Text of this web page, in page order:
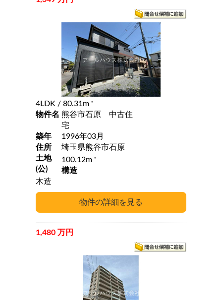
4LDK / 80.31m 2
物件名 熊谷市石原 中古住
宅
築年
1996年03月
住所
埼玉県熊谷市石原
土地
(公)
100.12m 2
構造
木造
1,480 万円